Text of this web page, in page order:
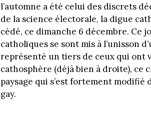
l’automne a été celui des discrets
de la science électorale, la digue
cédé, ce dimanche 6 décembre. Ce
catholiques se sont mis à l’unisson
représenté un tiers de ceux qui ont
cathosphère (déjà bien à droite), ce
paysage qui s’est fortement
gay.